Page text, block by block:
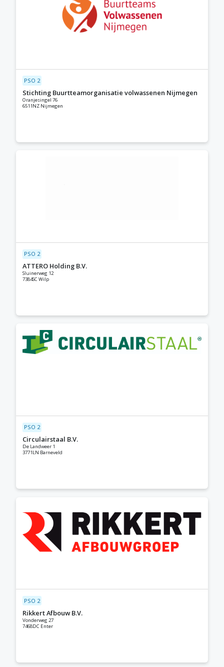
PSO 2
Stichting Buurtteamorganisatie volwassenen Nijmegen
Oranjesingel 76
6511NZ Nijmegen
PSO 2
ATTERO Holding B.V.
Sluinerweg 12
7384SC Wilp
PSO 2
Circulairstaal B.V.
De Landweer 1
3771LN Barneveld
PSO 2
Rikkert Afbouw B.V.
Vonderweg 27
7468DC Enter